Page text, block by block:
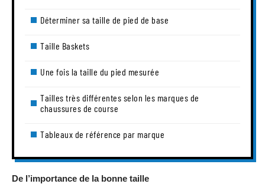
Déterminer sa taille de pied de base
Taille Baskets
Une fois la taille du pied mesurée
Tailles très différentes selon les marques de
chaussures de course
Tableaux de référence par marque
De l’importance de la bonne taille